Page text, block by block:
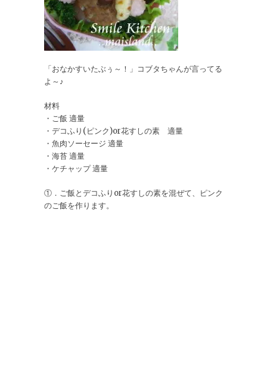
「おなかすいたぶぅ～！」コブタちゃんが言ってる
よ～♪
材料
・ご飯 適量
・デコふり(ピンク)or花すしの素 適量
・魚肉ソーセージ 適量
・海苔 適量
・ケチャップ 適量
①．ご飯とデコふりor花すしの素を混ぜて、ピンク
のご飯を作ります。